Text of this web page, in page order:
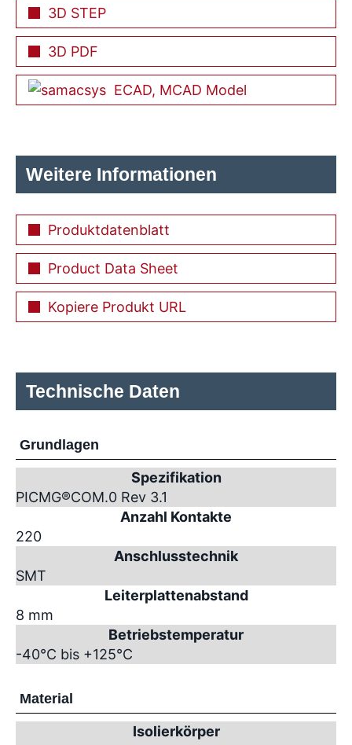
3D STEP
3D PDF
ECAD, MCAD Model
Weitere Informationen
Produktdatenblatt
Product Data Sheet
Kopiere Produkt URL
Technische Daten
Grundlagen
Spezifikation
PICMG®COM.0 Rev 3.1
Anzahl Kontakte
220
Anschlusstechnik
SMT
Leiterplattenabstand
8 mm
Betriebstemperatur
-40°C bis +125°C
Material
Isolierkörper